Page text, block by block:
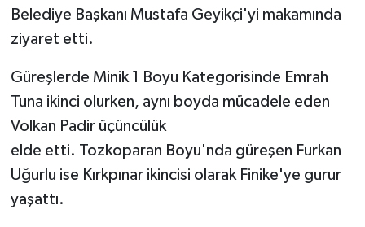
Belediye Başkanı Mustafa Geyikçi'yi makamında
ziyaret etti.
Güreşlerde Minik 1 Boyu Kategorisinde Emrah
Tuna ikinci olurken, aynı boyda mücadele eden
Volkan Padir üçüncülük
elde etti. Tozkoparan Boyu'nda güreşen Furkan
Uğurlu ise Kırkpınar ikincisi olarak Finike'ye gurur
yaşattı.